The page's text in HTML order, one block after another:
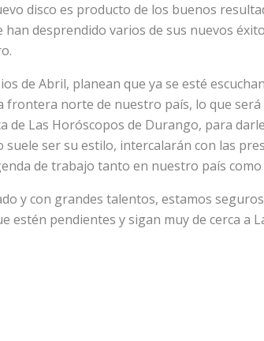
disco es producto de los buenos
han desprendido varios de sus nuevos
de Abril, planean que ya se esté
frontera norte de nuestro país, lo que
de Las Horóscopos de Durango, para
suele ser su estilo, intercalarán con las
de trabajo tanto en nuestro país
y con grandes talentos, estamos
estén pendientes y sigan muy de cerca a